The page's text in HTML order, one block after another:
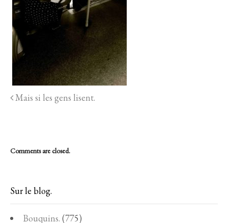
Mais si les gens lisent.
Comments are closed.
Sur le blog.
Bouquins. (775)